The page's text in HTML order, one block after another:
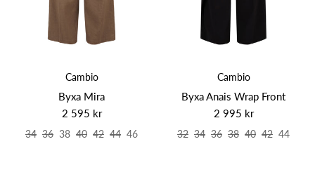
Cambio
Byxa Mira
2 595 kr
34 36 38 40 42 44 46
Cambio
Byxa Anais Wrap Front
2 995 kr
32 34 36 38 40 42 44